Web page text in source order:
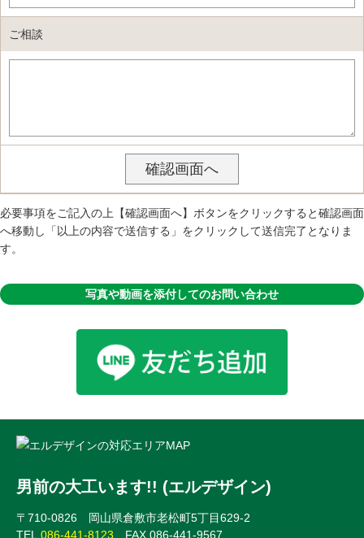
ご相談
必要事項をご記入の上【確認画面へ】ボタンをクリックすると確認画面
へ移動し「以上の内容で送信する」をクリックして送信完了となりま
す。
写真や動画を添付してのお問い合わせ
男前の大工います!! (エルデザイン)
〒710-0826 岡山県倉敷市老松町5丁目629-2
TEL. 086-441-8123 FAX.086-441-9567